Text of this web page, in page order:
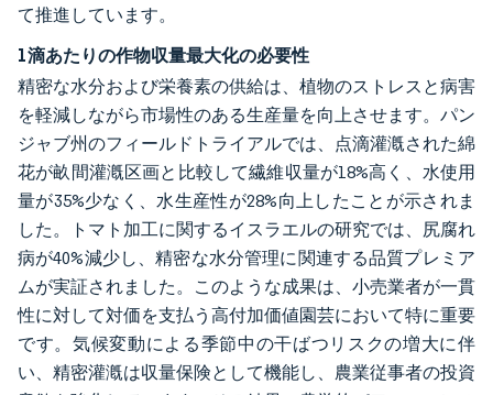
て推進しています。
1滴あたりの作物収量最大化の必要性
精密な水分および栄養素の供給は、植物のストレスと病害
を軽減しながら市場性のある生産量を向上させます。パン
ジャブ州のフィールドトライアルでは、点滴灌漑された綿
花が畝間灌漑区画と比較して繊維収量が18%高く、水使用
量が35%少なく、水生産性が28%向上したことが示されま
した。トマト加工に関するイスラエルの研究では、尻腐れ
病が40%減少し、精密な水分管理に関連する品質プレミア
ムが実証されました。このような成果は、小売業者が一貫
性に対して対価を支払う高付加価値園芸において特に重要
です。気候変動による季節中の干ばつリスクの増大に伴
い、精密灌漑は収量保険として機能し、農業従事者の投資